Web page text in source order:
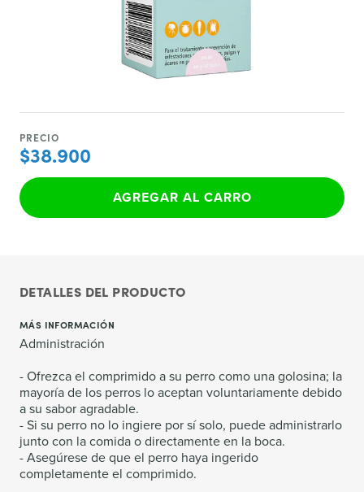
PRECIO
$38.900
AGREGAR AL CARRO
DETALLES DEL PRODUCTO
MÁS INFORMACIÓN
Administración
- Ofrezca el comprimido a su perro como una golosina; la
mayoría de los perros lo aceptan voluntariamente debido
a su sabor agradable.
- Si su perro no lo ingiere por sí solo, puede administrarlo
junto con la comida o directamente en la boca.
- Asegúrese de que el perro haya ingerido
completamente el comprimido.